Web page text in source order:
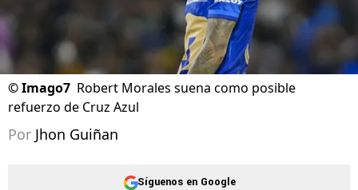
©Imago7 Robert Morales suena como posible
refuerzo de Cruz Azul
Por Jhon Guiñan
Síguenos en Google